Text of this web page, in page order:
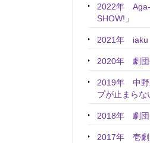
2022年 Aga-
SHOW!」
2021年 iaku
2020年 劇団
2019年 中野
プが止まらな
2018年 劇団
2017年 壱劇